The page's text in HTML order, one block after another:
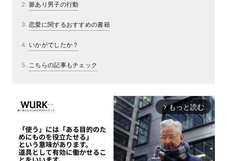
脈あり男子の行動
恋愛に関するおすすめの書籍
いかがでしたか？
こちらの記事もチェック
arrow_forward_ios もっと読む